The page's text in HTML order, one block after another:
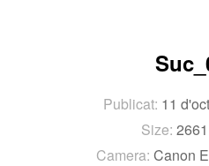
Publicat: 11
Size:
Camera: Canon